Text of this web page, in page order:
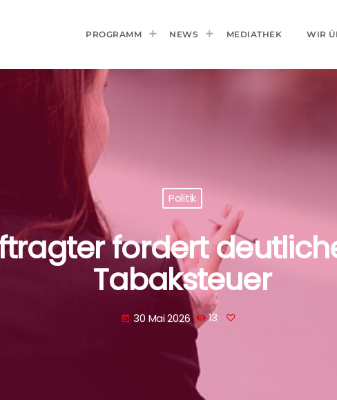
PROGRAMM NEWS MEDIATHEK WIR
Politik
fordert
Tabaksteuer
today 30 Mai 2026 13